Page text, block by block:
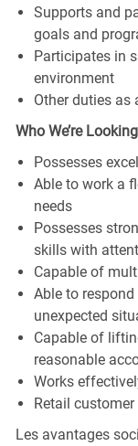
Supports and
goals and
Participates in
environment
Other duties as
Who We’re
Possesses
Able to work a
needs
Possesses
skills with
Capable of
Able to
unexpected
Capable of
reasonable
Works
Retail customer
Les avantages